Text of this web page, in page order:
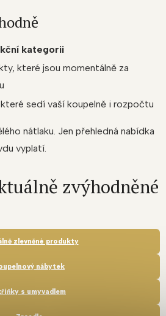
kategorii
které jsou momentálně za
sedí vaší koupelně i rozpočtu
nátlaku. Jen přehledná nabídka
vyplatí.
zvýhodněné
zlevněné produkty
nábytek
s umyvadlem